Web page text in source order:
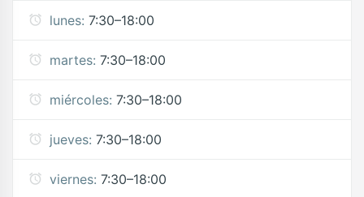
lunes: 7:30–18:00
martes: 7:30–18:00
miércoles: 7:30–18:00
jueves: 7:30–18:00
viernes: 7:30–18:00